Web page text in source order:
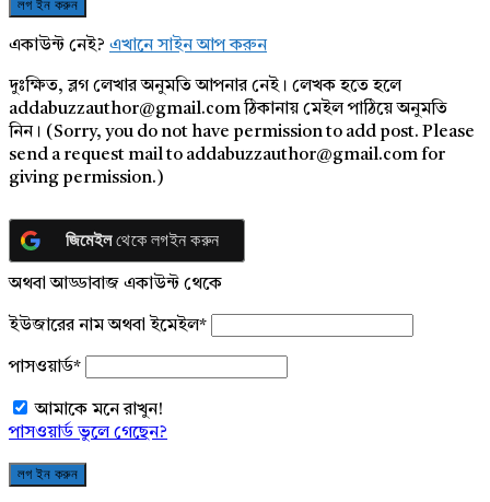
একাউন্ট নেই? এখানে সাইন আপ করুন
দুঃক্ষিত, ব্লগ লেখার অনুমতি আপনার নেই। লেখক হতে হলে
addabuzzauthor@gmail.com ঠিকানায় মেইল পাঠিয়ে অনুমতি
নিন। (Sorry, you do not have permission to add post. Please
send a request mail to addabuzzauthor@gmail.com for
giving permission.)
জিমেইলথেকে লগইন করুন
অথবা আড্ডাবাজ একাউন্ট থেকে
ইউজারের নাম অথবা ইমেইল*
পাসওয়ার্ড*
আমাকে মনে রাখুন!
পাসওয়ার্ড ভুলে গেছেন?